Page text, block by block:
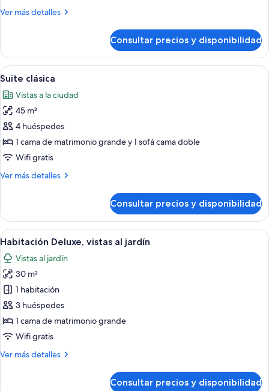
camas
Ver más detalles
Más
cuádruple
Deluxe,
2
dobles
Consultar precios y disponibilidad
Abrir
todas
las
fotos
de
Suite
clásica
Una habitación de hotel moderna
6
Suite clásica
Vistas a la ciudad
45 m²
4 huéspedes
1 cama de matrimonio grande y 1 sofá cama doble
Wifi gratis
Ver más detalles
Más
clásica
Consultar precios y disponibilidad
Abrir
todas
las
fotos
de
Habitación
Deluxe,
vistas
jardín
Una habitación de hotel con una
5
Habitación Deluxe, vistas al jardín
Vistas al jardín
30 m²
1 habitación
3 huéspedes
1 cama de matrimonio grande
Wifi gratis
Ver más detalles
Más
Consultar precios y disponibilidad